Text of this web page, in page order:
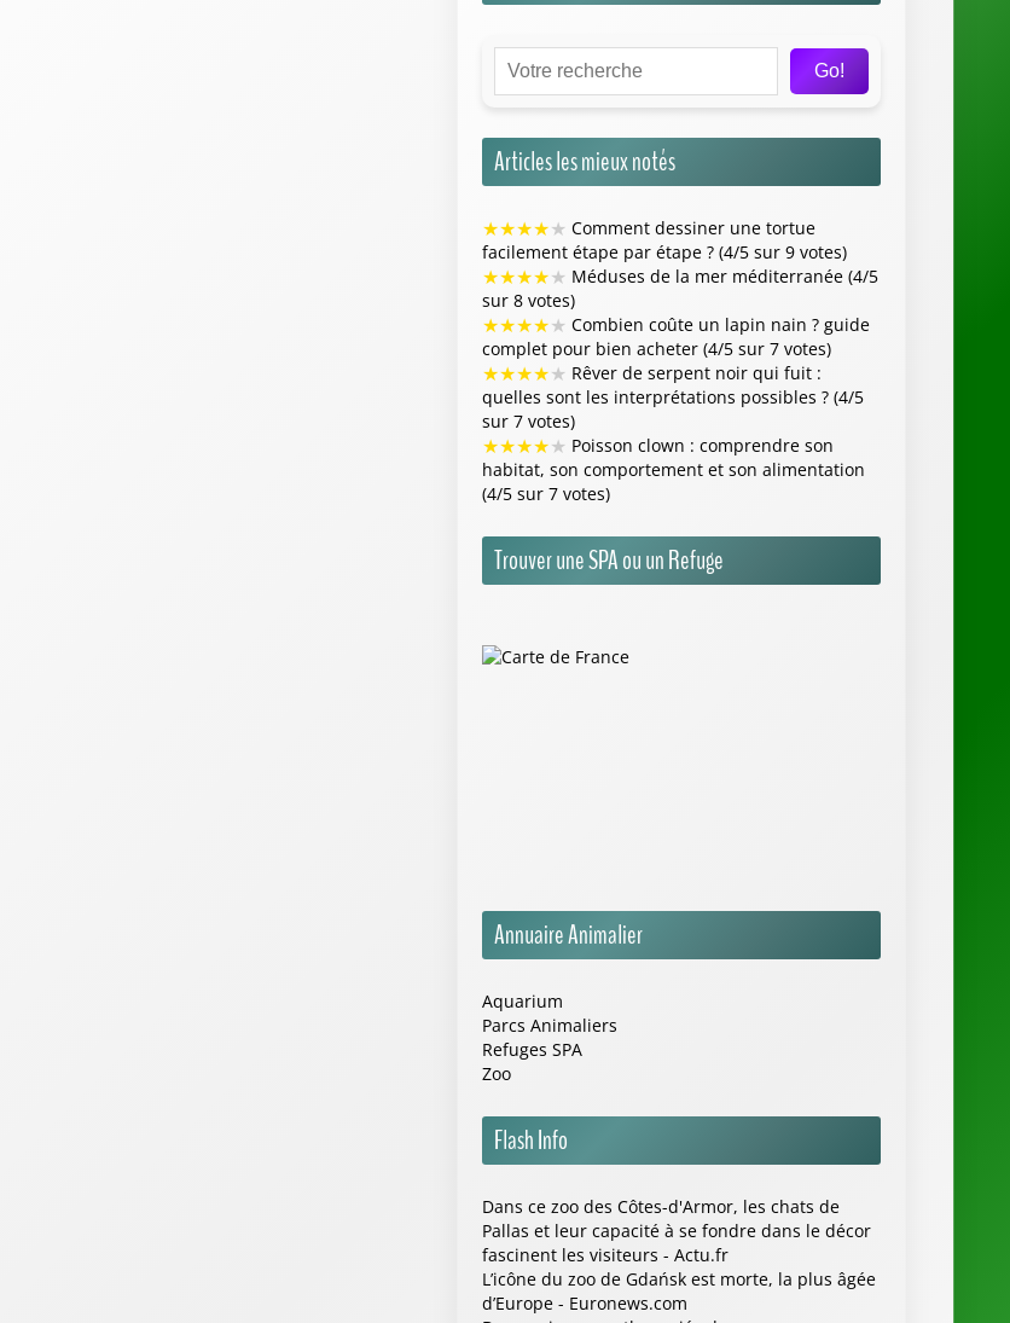
Go!
Articles les mieux notés
★★★★★ Comment dessiner une tortue
facilement étape par étape ? (4/5 sur 9 votes)
★★★★★ Méduses de la mer méditerranée (4/5
sur 8 votes)
★★★★★ Combien coûte un lapin nain ? guide
complet pour bien acheter (4/5 sur 7 votes)
★★★★★ Rêver de serpent noir qui fuit :
quelles sont les interprétations possibles ? (4/5
sur 7 votes)
★★★★★ Poisson clown : comprendre son
habitat, son comportement et son alimentation
(4/5 sur 7 votes)
Trouver une SPA ou un Refuge
Annuaire Animalier
Aquarium
Parcs Animaliers
Refuges SPA
Zoo
Flash Info
Dans ce zoo des Côtes-d'Armor, les chats de
Pallas et leur capacité à se fondre dans le décor
fascinent les visiteurs - Actu.fr
L’icône du zoo de Gdańsk est morte, la plus âgée
d’Europe - Euronews.com